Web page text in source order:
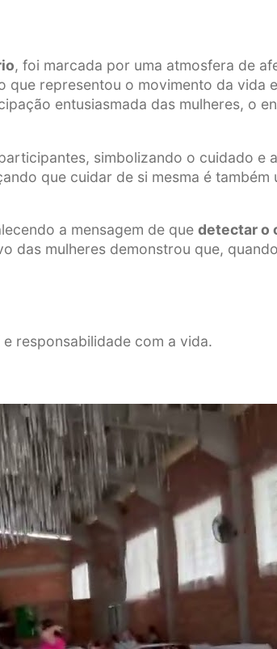
, foi marcada por uma atmosfera de
que representou o movimento da vida
entusiasmada das mulheres, o
simbolizando o cuidado e
que cuidar de si mesma é
a mensagem de que detectar o
das mulheres demonstrou que,
responsabilidade com a vida.